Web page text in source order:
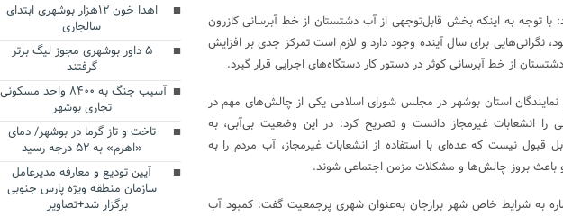
با توجه به اینکه بخش قابل‌توجهی از آب دشتستان از خط آبرسانی کازرون
نگرانی‌هایی برای سال آینده وجود دارد و لازم است تمرکز جدی بر افزایش
از خط آبرسانی کوثر در دستور کار دستگاه‌های اجرایی قرار گیرد.
استان بوشهر در مجلس شورای اسلامی‌ یکی از چالش‌های مهم در
را انشعابات غیرمجاز دانست و تصریح کرد: در این وضعیت بی‌آبی، به
قبول نیست که عده‌ای با استفاده از انشعابات غیرمجاز، آب مردم را به
و باعث بروز چالش‌ها و مشکلات مزمن اجتماعی شوند.
به شرایط خاص شهر برازجان به‌عنوان شهری پرجمعیت گفت: کمبود آب
اهدا خون ۱۲هزار بوشهری ابتدای
سالجاری
۵ داور بوشهری مجوز لیگ برتر
گرفتند
آسیب جنگ به ۸۴۰۰ واحد
تجاری بوشهر
تاخت و تاز گرما در بوشهر/ دمای
«اهرم» به ۵۲ درجه رسید
آیین تودیع و معارفه مدیرعامل
سازمان منطقه ویژه پارس جنوبی
برگزار شد+تصاویر